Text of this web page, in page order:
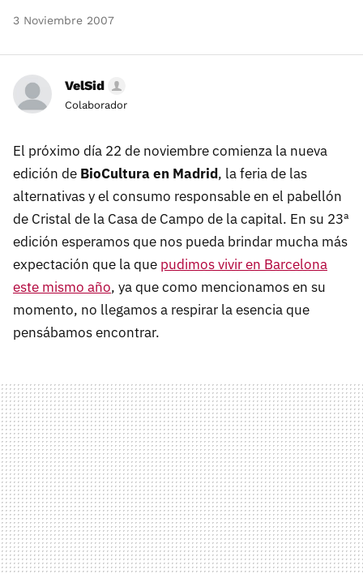
3 Noviembre 2007
VelSid
Colaborador
El próximo día 22 de noviembre comienza la nueva
edición de BioCultura en Madrid, la feria de las
alternativas y el consumo responsable en el pabellón
de Cristal de la Casa de Campo de la capital. En su 23ª
edición esperamos que nos pueda brindar mucha más
expectación que la que pudimos vivir en Barcelona
este mismo año, ya que como mencionamos en su
momento, no llegamos a respirar la esencia que
pensábamos encontrar.